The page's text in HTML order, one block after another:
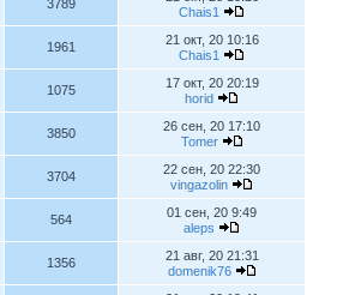
3789
Chais1
1961
21 окт, 20 10:16
Chais1
1075
17 окт, 20 20:19
horid
3850
26 сен, 20 17:10
Tomer
3704
22 сен, 20 22:30
vingazolin
564
01 сен, 20 9:49
aleps
1356
21 авг, 20 21:31
domenik76